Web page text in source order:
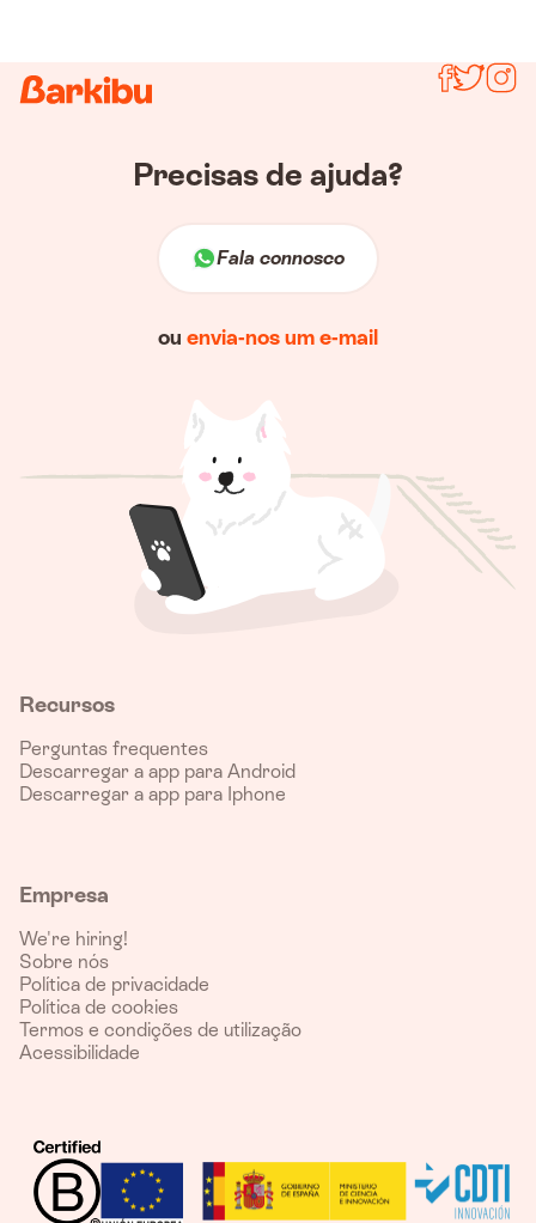
Segue-
Precisas de ajuda?
Fala connosco
ou envia-nos um e-mail
Recursos
Perguntas frequentes
Descarregar a app para Android
Descarregar a app para Iphone
Empresa
We're hiring!
Sobre nós
Política de privacidade
Política de cookies
Termos e condições de utilização
Acessibilidade